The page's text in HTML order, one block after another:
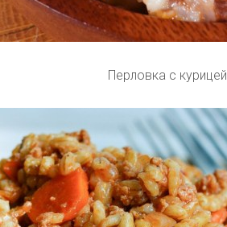
Перловка с курицей